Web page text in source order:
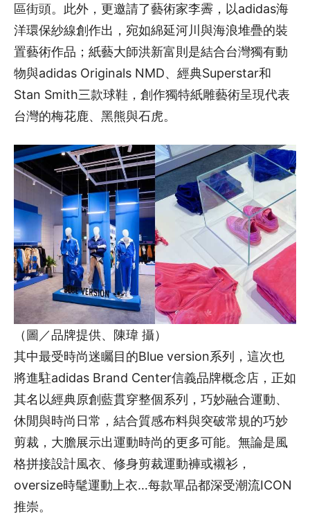
區街頭。此外，更邀請了藝術家李霽，以adidas海
洋環保紗線創作出，宛如綿延河川與海浪堆疊的裝
置藝術作品；紙藝大師洪新富則是結合台灣獨有動
物與adidas Originals NMD、經典Superstar和
Stan Smith三款球鞋，創作獨特紙雕藝術呈現代表
台灣的梅花鹿、黑熊與石虎。
（圖／品牌提供、陳瑋 攝）
其中最受時尚迷矚目的Blue version系列，這次也
將進駐adidas Brand Center信義品牌概念店，正如
其名以經典原創藍貫穿整個系列，巧妙融合運動、
休閒與時尚日常，結合質感布料與突破常規的巧妙
剪裁，大膽展示出運動時尚的更多可能。無論是風
格拼接設計風衣、修身剪裁運動褲或襯衫，
oversize時髦運動上衣…每款單品都深受潮流ICON
推崇。